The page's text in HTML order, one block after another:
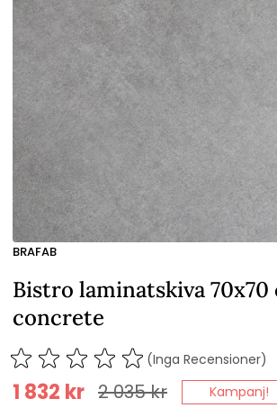
BRAFAB
Bistro laminatskiva
concrete
(Inga Recensioner)
2 035kr
1 832 kr Kampanj!